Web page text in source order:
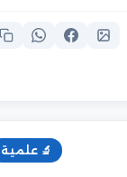
🔬 علمية